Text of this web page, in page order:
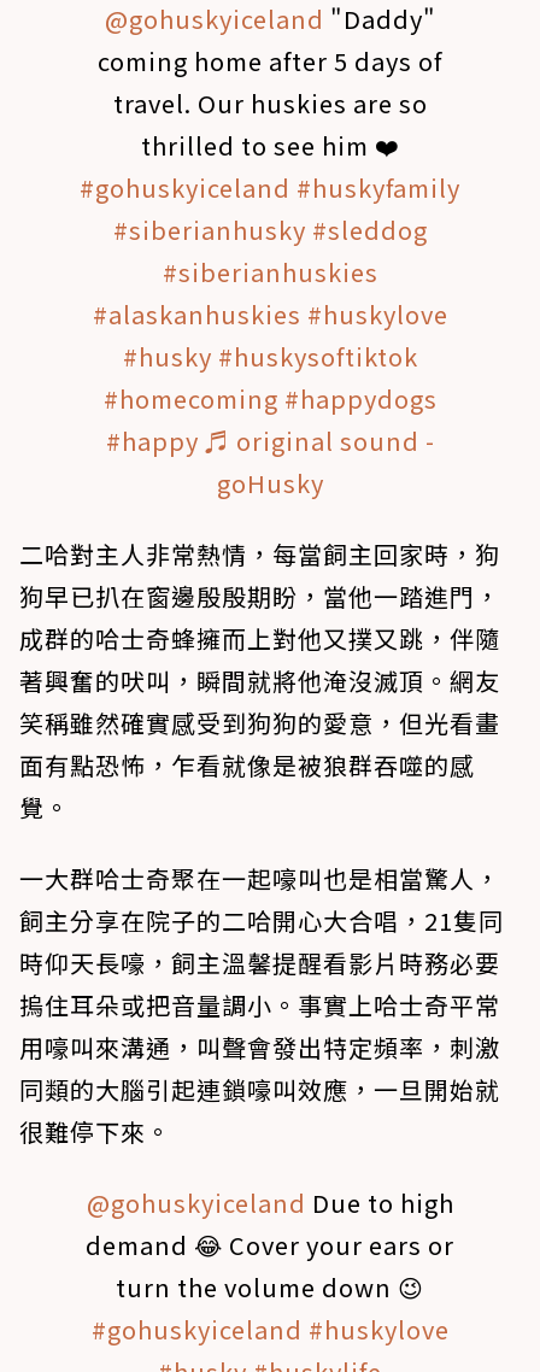
@gohuskyiceland "Daddy"
coming home after 5 days of
travel. Our huskies are so
thrilled to see him ❤️
#gohuskyiceland #huskyfamily
#siberianhusky #sleddog
#siberianhuskies
#alaskanhuskies #huskylove
#husky #huskysoftiktok
#homecoming #happydogs
#happy ♬ original sound -
goHusky
二哈對主人非常熱情，每當飼主回家時，狗
狗早已扒在窗邊殷殷期盼，當他一踏進門，
成群的哈士奇蜂擁而上對他又撲又跳，伴隨
著興奮的吠叫，瞬間就將他淹沒滅頂。網友
笑稱雖然確實感受到狗狗的愛意，但光看畫
面有點恐怖，乍看就像是被狼群吞噬的感
覺。
一大群哈士奇聚在一起嚎叫也是相當驚人，
飼主分享在院子的二哈開心大合唱，21隻同
時仰天長嚎，飼主溫馨提醒看影片時務必要
摀住耳朵或把音量調小。事實上哈士奇平常
用嚎叫來溝通，叫聲會發出特定頻率，刺激
同類的大腦引起連鎖嚎叫效應，一旦開始就
很難停下來。
@gohuskyiceland Due to high
demand 😂 Cover your ears or
turn the volume down 😉
#gohuskyiceland #huskylove